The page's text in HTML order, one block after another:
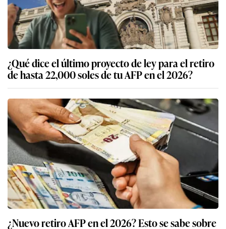
¿Qué dice el último proyecto de ley para el retiro
de hasta 22,000 soles de tu AFP en el 2026?
¿Nuevo retiro AFP en el 2026? Esto se sabe sobre